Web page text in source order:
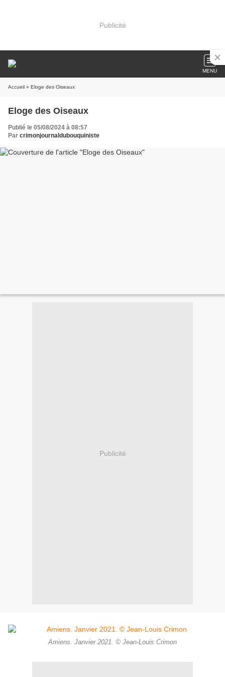
Publicité
MENU
Accueil » Eloge des Oiseaux
Eloge des Oiseaux
Publié le 05/08/2024 à 08:57
Par crimonjournaldubouquiniste
Publicité
Amiens. Janvier 2021. © Jean-Louis Crimon